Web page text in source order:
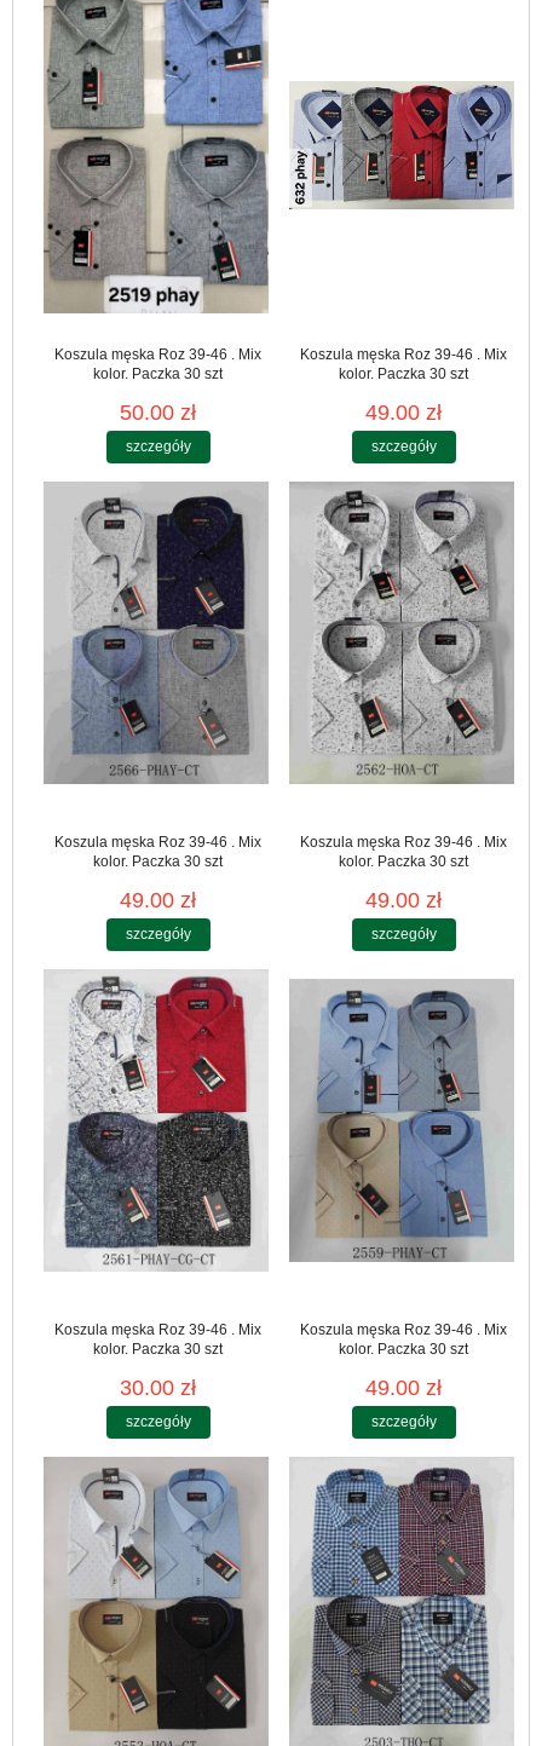
Koszula męska Roz 39-46 . Mix
kolor. Paczka 30 szt
50.00 zł
szczegóły
Koszula męska Roz 39-46 . Mix
kolor. Paczka 30 szt
49.00 zł
szczegóły
Koszula męska Roz 39-46 . Mix
kolor. Paczka 30 szt
49.00 zł
szczegóły
Koszula męska Roz 39-46 . Mix
kolor. Paczka 30 szt
49.00 zł
szczegóły
Koszula męska Roz 39-46 . Mix
kolor. Paczka 30 szt
30.00 zł
szczegóły
Koszula męska Roz 39-46 . Mix
kolor. Paczka 30 szt
49.00 zł
szczegóły